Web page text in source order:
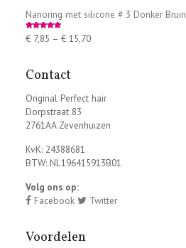
Nanoring met silicone # 3 Donker Bruin
Rated5.00
out of 5
€7,85 – €15,70
Contact
Original Perfect hair
Dorpstraat 83
2761AA Zevenhuizen
KvK: 24388681
BTW: NL196415913B01
Volg ons op:
Facebook
Twitter
Voordelen